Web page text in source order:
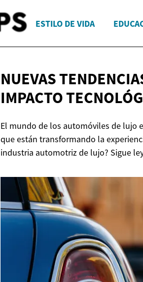
ESTILO DE VIDA
NUEVAS
IMPACTO
El mundo de los automóviles de lujo
que están transformando la
industria automotriz de lujo? Sigue